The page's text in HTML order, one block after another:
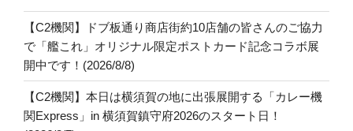
【C2機関】ドブ板通り商店街約10店舗の皆さんのご協力
で「艦これ」オリジナル限定ポストカード記念コラボ展
開中です！(2026/8/8)
【C2機関】本日は横須賀の地に出張展開する「カレー機
関Express」in 横須賀鎮守府2026のスタート日！